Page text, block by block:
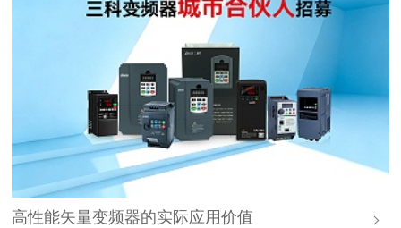
高性能矢量变频器的实际应用价值